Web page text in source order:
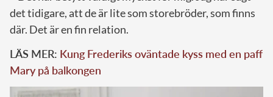
det tidigare, att de är lite som storebröder, som finns
där. Det är en fin relation.
LÄS MER: Kung Frederiks oväntade kyss med en paff
Mary på balkongen